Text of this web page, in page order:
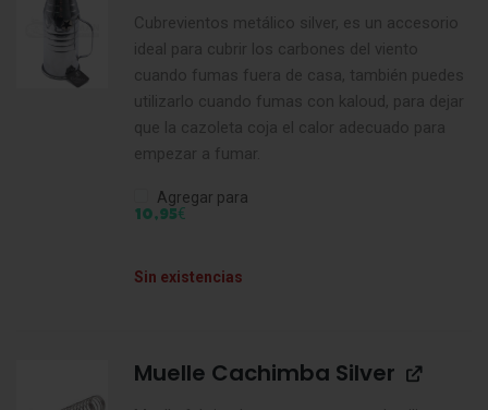
Cubrevientos metálico silver, es un accesorio
ideal para cubrir los carbones del viento
cuando fumas fuera de casa, también puedes
utilizarlo cuando fumas con kaloud, para dejar
que la cazoleta coja el calor adecuado para
empezar a fumar.
Agregar para
10,95€
Sin existencias
Muelle Cachimba Silver